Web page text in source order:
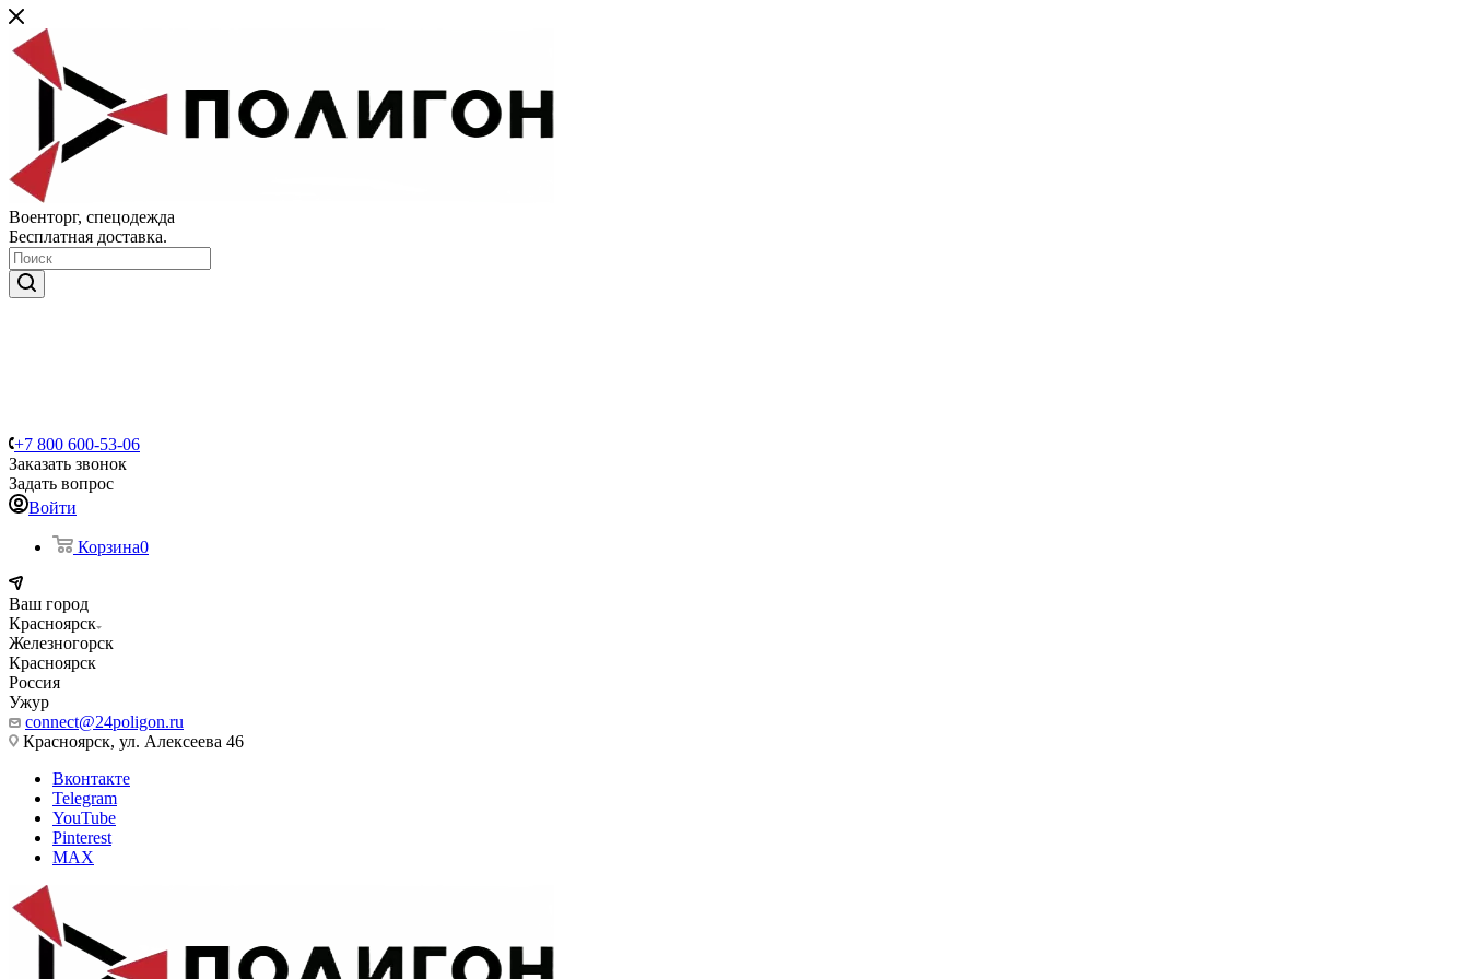
Военторг, спецодежда
Бесплатная доставка.
+7 800 600-53-06
Заказать звонок
Задать вопрос
Войти
Корзина0
Ваш город
Красноярск
Железногорск
Красноярск
Россия
Ужур
connect@24poligon.ru
Красноярск, ул. Алексеева 46
Вконтакте
Telegram
YouTube
Pinterest
MAX